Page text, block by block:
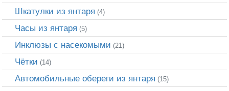
Шкатулки из янтаря (4)
Часы из янтаря (5)
Инклюзы с насекомыми (21)
Чётки (14)
Автомобильные обереги из янтаря (15)